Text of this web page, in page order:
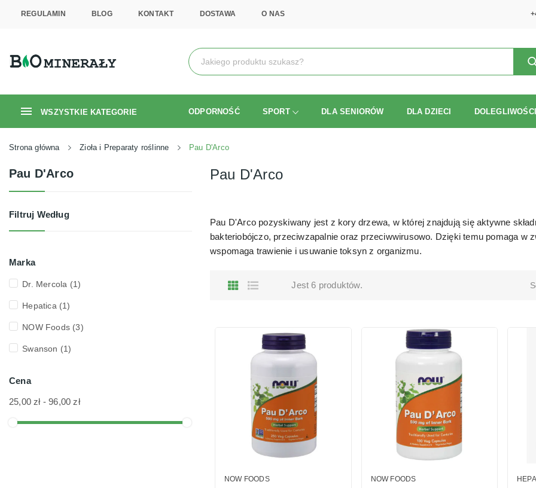
REGULAMIN BLOG KONTAKT DOSTAWA O NAS
WSZYSTKIE KATEGORIE ODPORNOŚĆ SPORT DLA SENIORÓW DLA DZIECI DOLEGLIWOŚCI
Strona główna Zioła i Preparaty roślinne Pau D'Arco
Pau D'Arco
Filtruj Według
Marka
Dr. Mercola (1)
Hepatica (1)
NOW Foods (3)
Swanson (1)
Cena
25,00 zł - 96,00 zł
Pau D'Arco
Pau D'Arco pozyskiwany jest z kory drzewa, w której znajdują się aktywne
bakteriobójczo, przeciwzapalnie oraz przeciwwirusowo. Dzięki temu pomaga
wspomaga trawienie i usuwanie toksyn z organizmu.
Jest 6 produktów.
NOW FOODS NOW FOODS